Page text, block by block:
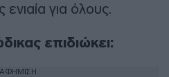
για όλους.
επιδιώκει: